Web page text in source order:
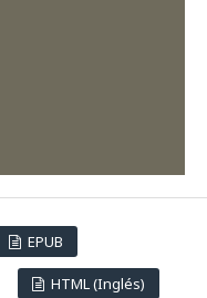
EPUB
HTML (Inglés)